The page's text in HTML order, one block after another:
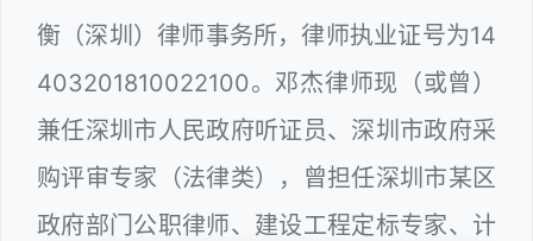
衡（深圳）律师事务所，律师执业证号为14
403201810022100。邓杰律师现（或曾）
兼任深圳市人民政府听证员、深圳市政府采
购评审专家（法律类），曾担任深圳市某区
政府部门公职律师、建设工程定标专家、计